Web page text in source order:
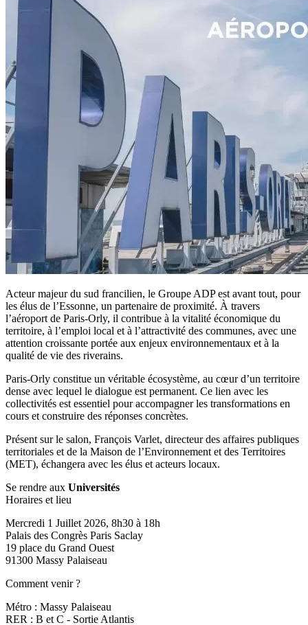
Acteur majeur du sud francilien, le Groupe ADP est avant tout, pour
les élus de l’Essonne, un partenaire de proximité. À travers
l’aéroport de Paris-Orly, il contribue à la vitalité économique du
territoire, à l’emploi local et à l’attractivité des communes, avec une
attention croissante portée aux enjeux environnementaux et à la
qualité de vie des riverains.
Paris-Orly constitue un véritable écosystème, au cœur d’un territoire
dense avec lequel le dialogue est permanent. Ce lien avec les
collectivités est essentiel pour accompagner les transformations en
cours et construire des réponses concrètes.
Présent sur le salon, François Varlet, directeur des affaires publiques
territoriales et de la Maison de l’Environnement et des Territoires
(MET), échangera avec les élus et acteurs locaux.
Se rendre aux Universités
Horaires et lieu
Mercredi 1 Juillet 2026, 8h30 à 18h
Palais des Congrès Paris Saclay
19 place du Grand Ouest
91300 Massy Palaiseau
Comment venir ?
Métro : Massy Palaiseau
RER : B et C - Sortie Atlantis